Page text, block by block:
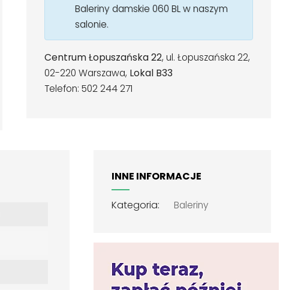
Baleriny damskie 060 BL w naszym
salonie.
Centrum Łopuszańska 22, ul. Łopuszańska 22,
02-220 Warszawa, Lokal B33
Telefon: 502 244 271
INNE INFORMACJE
Kategoria: Baleriny